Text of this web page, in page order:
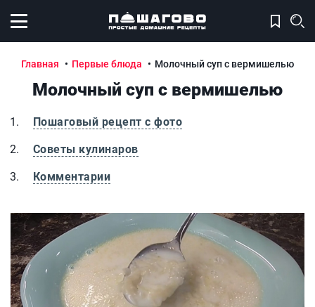
Открыть меню
Главная Первые блюда Молочный суп с вермишелью
Молочный суп с вермишелью
Пошаговый рецепт с фото
Советы кулинаров
Комментарии
Молочный суп с вермишелью